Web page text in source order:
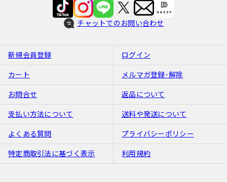
チャットでのお問い合わせ
新規会員登録 ログイン
カート メルマガ登録･解除
お問合せ 返品について
支払い方法について 送料や発送について
よくある質問 プライバシーポリシー
特定商取引法に基づく表示 利用規約